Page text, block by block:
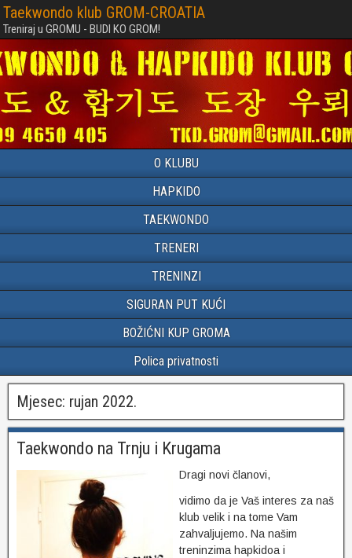
Taekwondo klub GROM-CROATIA
Treniraj u GROMU - BUDI KO GROM!
O KLUBU
HAPKIDO
TAEKWONDO
TRENERI
TRENINZI
SIGURAN PUT KUĆI
BOŽIĆNI KUP GROMA
Polica privatnosti
Mjesec: rujan 2022.
Taekwondo na Trnju i Krugama
Dragi novi članovi,
vidimo da je Vaš interes za naš
klub velik i na tome Vam
zahvaljujemo. Na našim
treninzima hapkidoa i